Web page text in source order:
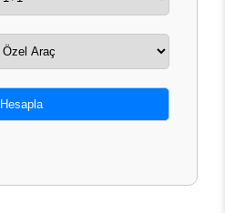
Hesapla